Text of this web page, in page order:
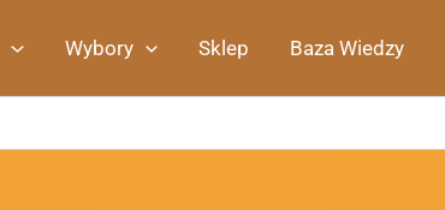
Wybory Sklep Baza Wiedzy